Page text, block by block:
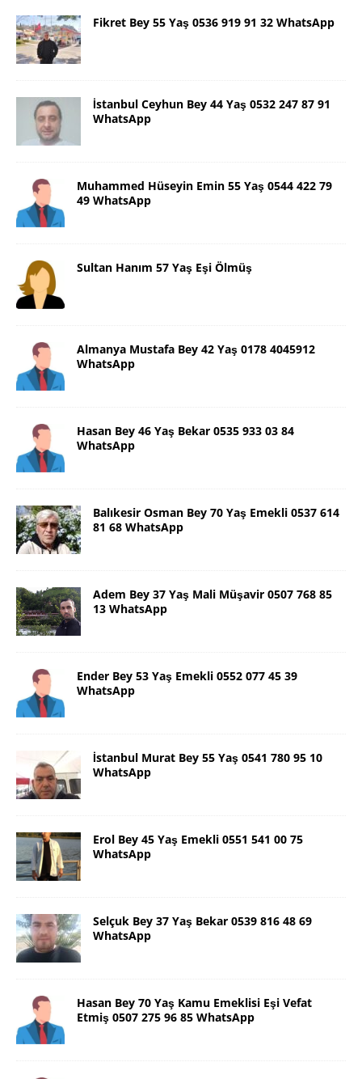
Fikret Bey 55 Yaş 0536 919 91 32 WhatsApp
İstanbul Ceyhun Bey 44 Yaş 0532 247 87 91
WhatsApp
Muhammed Hüseyin Emin 55 Yaş 0544 422 79
49 WhatsApp
Sultan Hanım 57 Yaş Eşi Ölmüş
Almanya Mustafa Bey 42 Yaş 0178 4045912
WhatsApp
Hasan Bey 46 Yaş Bekar 0535 933 03 84
WhatsApp
Balıkesir Osman Bey 70 Yaş Emekli 0537 614
81 68 WhatsApp
Adem Bey 37 Yaş Mali Müşavir 0507 768 85
13 WhatsApp
Ender Bey 53 Yaş Emekli 0552 077 45 39
WhatsApp
İstanbul Murat Bey 55 Yaş 0541 780 95 10
WhatsApp
Erol Bey 45 Yaş Emekli 0551 541 00 75
WhatsApp
Selçuk Bey 37 Yaş Bekar 0539 816 48 69
WhatsApp
Hasan Bey 70 Yaş Kamu Emeklisi Eşi Vefat
Etmiş 0507 275 96 85 WhatsApp